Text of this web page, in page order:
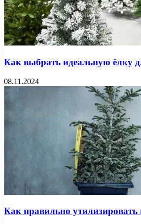
Как выбрать идеальную ёлку
08.11.2024
Как правильно